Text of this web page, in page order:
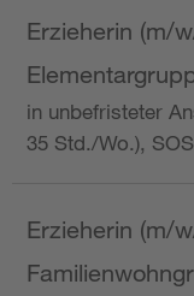
Erzieherin (m/
in unbefristeter
35 Std./Wo.),
Erzieherin (m/